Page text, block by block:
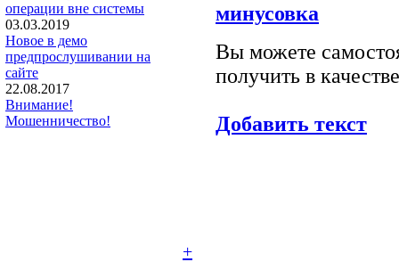
операции вне системы
03.03.2019
Новое в демо
предпрослушивании на
сайте
22.08.2017
Внимание!
Мошенничество!
минусовка
Вы можете
получить в
Добавить текст
+